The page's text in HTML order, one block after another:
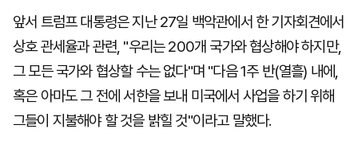
앞서 트럼프 대통령은 지난 27일 백악관에서 한 기자회견에서
상호 관세율과 관련, "우리는 200개 국가와 협상해야 하지만,
그 모든 국가와 협상할 수는 없다"며 "다음 1주 반(열흘) 내에,
혹은 아마도 그 전에 서한을 보내 미국에서 사업을 하기 위해
그들이 지불해야 할 것을 밝힐 것"이라고 말했다.